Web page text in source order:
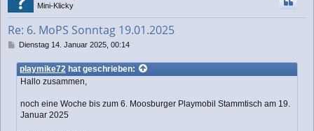
Mini-Klicky
Re: 6. MoPS Sonntag 19.01.2025
B
i
t
Dienstag 14. Januar 2025, 00:14
playmike72 hat geschrieben:
Hallo zusammen,
noch eine Woche bis zum 6. Moosburger Playmobil Stammtisch am 19.
Januar 2025